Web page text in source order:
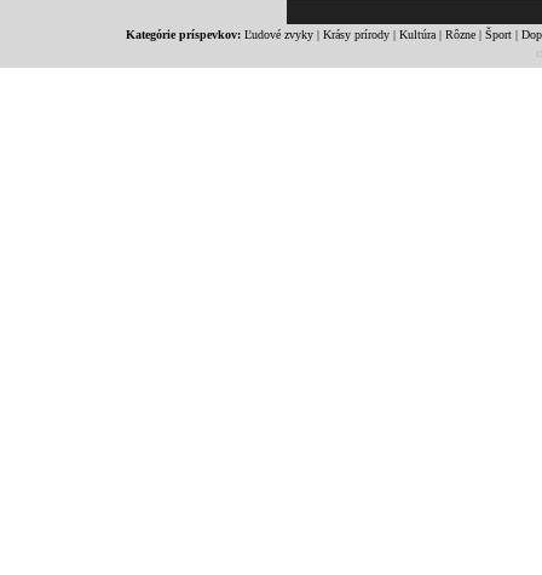
Kategórie príspevkov: Ľudové zvyky| Krásy prírody| Kultúra| Rôzne| Šport|